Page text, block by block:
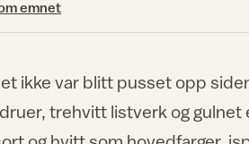
emnet
ikke var blitt pusset opp
trehvitt listverk og gulnet